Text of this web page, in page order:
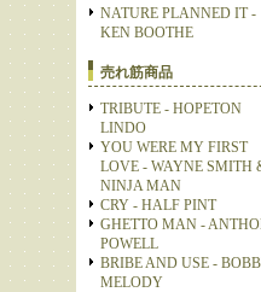
NATURE PLANNED IT -
KEN BOOTHE
売れ筋商品
TRIBUTE - HOPETON
LINDO
YOU WERE MY FIRST
LOVE - WAYNE SMITH
NINJA MAN
CRY - HALF PINT
GHETTO MAN -
POWELL
BRIBE AND USE -
MELODY